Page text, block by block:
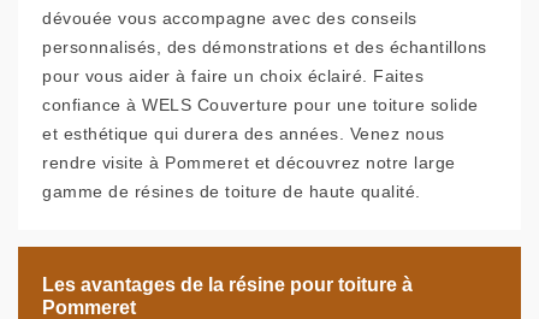
dévouée vous accompagne avec des conseils
personnalisés, des démonstrations et des échantillons
pour vous aider à faire un choix éclairé. Faites
confiance à WELS Couverture pour une toiture solide
et esthétique qui durera des années. Venez nous
rendre visite à Pommeret et découvrez notre large
gamme de résines de toiture de haute qualité.
Les avantages de la résine pour toiture à
Pommeret